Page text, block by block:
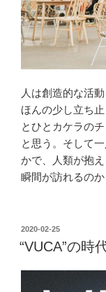
人は創造的な活
ほんの少し立ち
とひとカケラの
と思う。そして
かで、人類が抱
瞬間が訪れるのか
投
稿
日:
2020-02-25
“VUCA”の時